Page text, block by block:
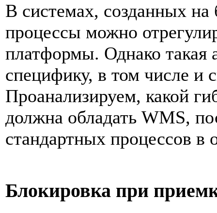
В системах, созданных на
процессы можно
платформы. Однако такая
специфику, в том числе и
Проанализируем, какой
должна обладать WMS,
стандартных процессов в
Блокировка при